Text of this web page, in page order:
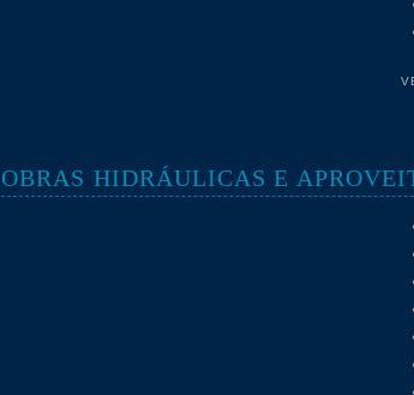
OBRAS HIDRÁULICAS E